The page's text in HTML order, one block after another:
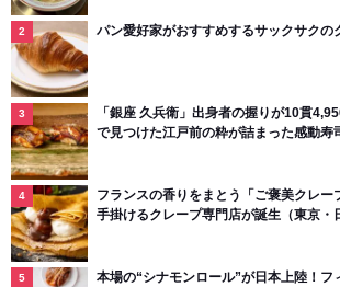
パン愛好家がおすすめするサックサクの
「銀座 久兵衛」出身者の握りが10貫
で見つけた江戸前の粋が詰まった感動寿
フランスの香りをまとう「ご褒美クレー
手掛けるクレープ専門店が誕生（東京・
本場の“シナモンロール”が日本上陸！フ